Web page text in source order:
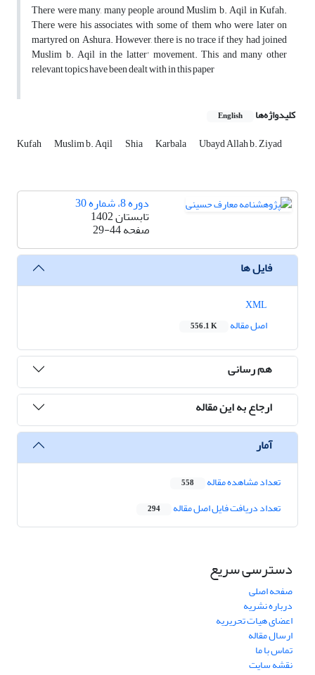
There were many, many people around Muslim b. Aqil in Kufah.
There were his associates, with some of them who were later on
martyred on Ashura. However, there is no trace if they had joined
Muslim b. Aqil in the latter' movement. This and many other
relevant topics have been dealt with in this paper
کلیدواژه‌ها English
Kufah Muslim b. Aqil Shia Karbala Ubayd Allah b. Ziyad
دوره 8، شماره 30
تابستان 1402
صفحه29-44
فایل ها
اصل مقاله
556.1 K
هم رسانی
ارجاع به این مقاله
آمار
تعداد مشاهده مقاله 558
تعداد دریافت فایل اصل مقاله 294
دسترسی سریع
صفحه اصلی
درباره نشریه
اعضای هیات تحریریه
ارسال مقاله
تماس با ما
نقشه سایت